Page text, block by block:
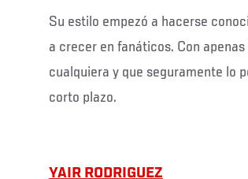
Su estilo empezó a hacerse
a crecer en fanáticos. Con
cualquiera y que seguramente lo
corto plazo.
YAIR RODRIGUEZ